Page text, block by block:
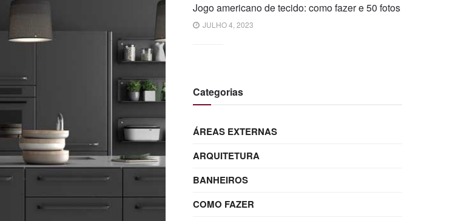
Jogo americano de tecido: como fazer e 50 fotos
JULHO 4, 2023
Categorias
ÁREAS EXTERNAS
ARQUITETURA
BANHEIROS
COMO FAZER